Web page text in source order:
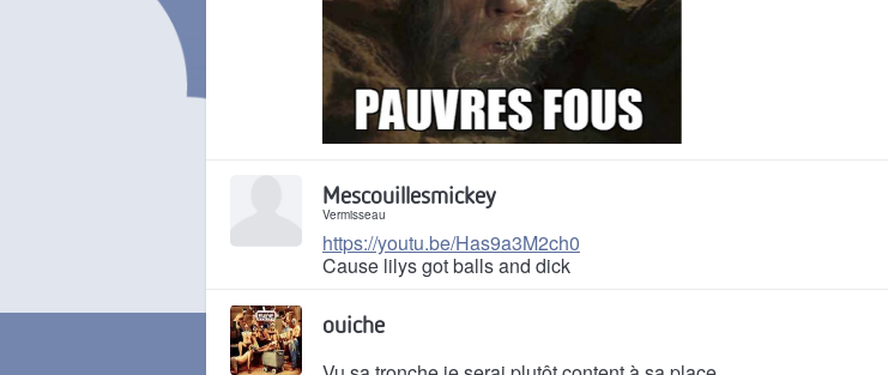
Il y a 5 ans
Mescouillesmickey
Vermisseau
https://youtu.be/Has9a3M2ch0
Cause lilys got balls and dick
ouiche